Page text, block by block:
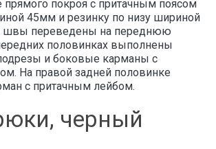
покроя с притачным поясом
45мм и резинку по низу шириной
переведены на переднюю
половинках выполнены
и боковые карманы с
На правой задней половинке
с притачным лейбом.
черный